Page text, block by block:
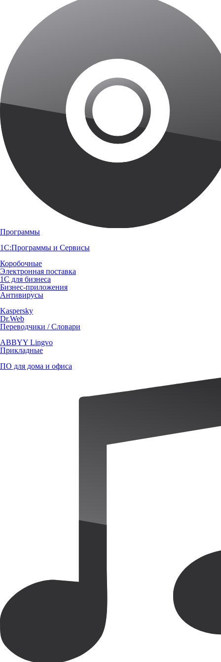
Программы
1С:Программы и Сервисы
Коробочные
Электронная поставка
1С для бизнеса
Бизнес-приложения
Антивирусы
Kaspersky
Dr.Web
Переводчики / Словари
ABBYY Lingvo
Прикладные
ПО для дома и офиса